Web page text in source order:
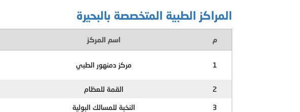
المراكز الطبية المتخصصة بالبحيرة
م اسم المركز
1 مركز دمنهور الطبي
2 القمة للعظام
3 النخبة للمسالك البولية